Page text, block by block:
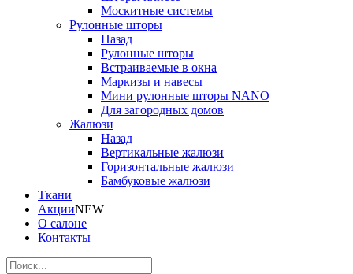
Москитные системы
Рулонные шторы
Назад
Рулонные шторы
Встраиваемые в окна
Маркизы и навесы
Мини рулонные шторы NANO
Для загородных домов
Жалюзи
Назад
Вертикальные жалюзи
Горизонтальные жалюзи
Бамбуковые жалюзи
Ткани
АкцииNEW
О салоне
Контакты